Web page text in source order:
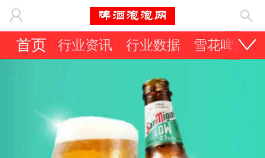
首页 行业资讯 行业数据 雪花啤酒